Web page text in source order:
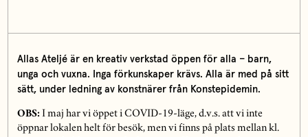
Allas Ateljé är en kreativ verkstad öppen för alla – barn,
unga och vuxna.
Inga förkunskaper krävs. Alla är med på sitt
sätt, under ledning av konstnärer från Konstepidemin.
OBS:I maj har vi öppet i COVID-19-läge, d.v.s. att vi inte
öppnar lokalen helt för besök, men vi finns på plats mellan kl.